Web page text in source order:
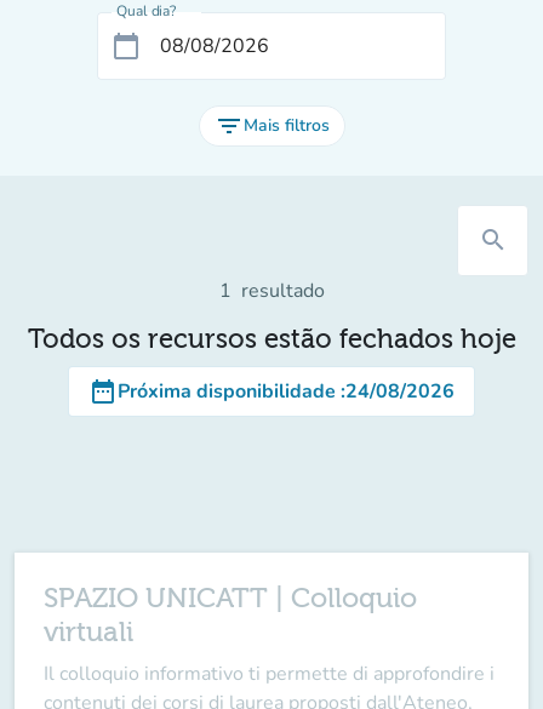
Qual dia?
calendar_today
filter_list Mais filtros
search
1 resultado
Todos os recursos estão fechados hoje
date_rangePróxima disponibilidade :24/08/2026
SPAZIO UNICATT | Colloquio
virtuali
Il colloquio informativo ti permette di approfondire i
contenuti dei corsi di laurea proposti dall'Ateneo,